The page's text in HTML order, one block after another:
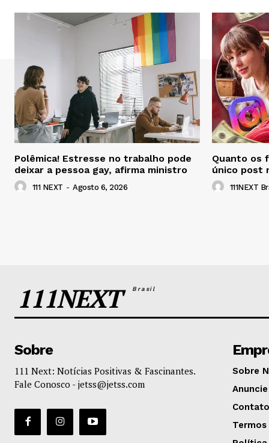
Polêmica! Estresse no trabalho pode
deixar a pessoa gay, afirma ministro
111 NEXT - Agosto 6, 2026
Quanto os
único post
111NEXT
111NEXTBrasil
Sobre
111 Next: Notícias Positivas & Fascinantes.
Fale Conosco - jetss@jetss.com
Sobre
Anuncie
Contato